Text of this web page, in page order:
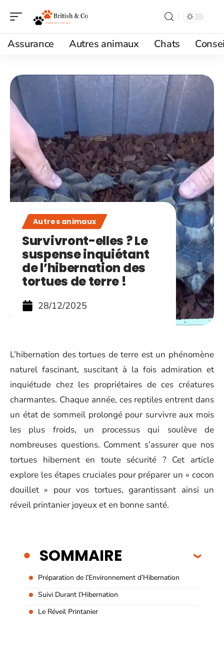
Assurance Autres animaux Chats
Autres animaux
Survivront-elles ? Le
suspense inquiétant
de l’hibernation des
tortues de terre !
28/12/2025
L’hibernation des tortues de terre est un phénomène
naturel fascinant, suscitant à la fois admiration et
inquiétude chez les propriétaires de ces créatures
charmantes. Chaque année, ces reptiles entrent dans
un état de sommeil prolongé pour survivre aux mois
les plus froids, un processus qui soulève de
nombreuses questions. Comment s’assurer que nos
tortues hibernent en toute sécurité ? Cet article
explore les étapes cruciales pour préparer un « cocon
douillet » pour vos tortues, garantissant ainsi un
réveil printanier joyeux et en bonne santé.
SOMMAIRE
Préparation de l’Environnement d’Hibernation
Suivi Durant l’Hibernation
Le Réveil Printanier